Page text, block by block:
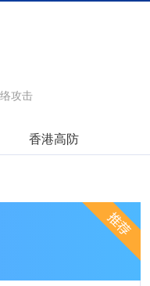
攻击
香港高防